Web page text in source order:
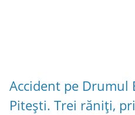
Accident pe Drumul
Pitești. Trei răniți,